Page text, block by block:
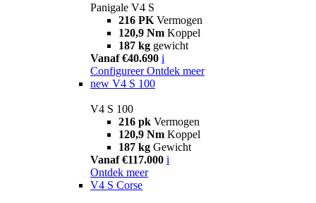
Panigale V4 S
216 PK Vermogen
120,9 Nm Koppel
187 kg gewicht
Vanaf €40.690 i
Configureer Ontdek meer
new V4 S 100
V4 S 100
216 pk Vermogen
120,9 Nm Koppel
187 kg Gewicht
Vanaf €117.000 i
Ontdek meer
V4 S Corse